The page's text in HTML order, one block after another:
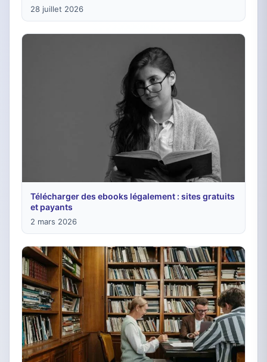
28 juillet 2026
Télécharger des ebooks légalement : sites gratuits
et payants
2 mars 2026